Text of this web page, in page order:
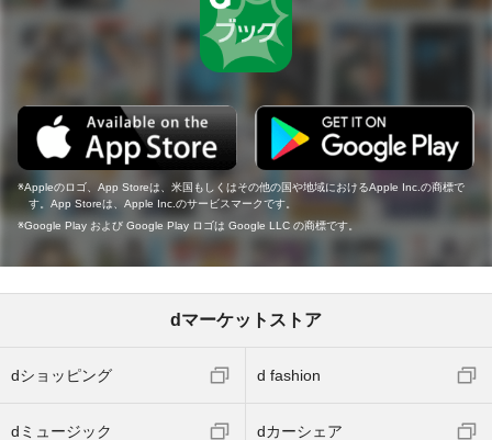
Appleのロゴ、App Storeは、米国もしくはその他の国や地域におけるApple Inc.の商標で
す。App Storeは、Apple Inc.のサービスマークです。
Google Play および Google Play ロゴは Google LLC の商標です。
dマーケットストア
dショッピング d fashion
dミュージック dカーシェア